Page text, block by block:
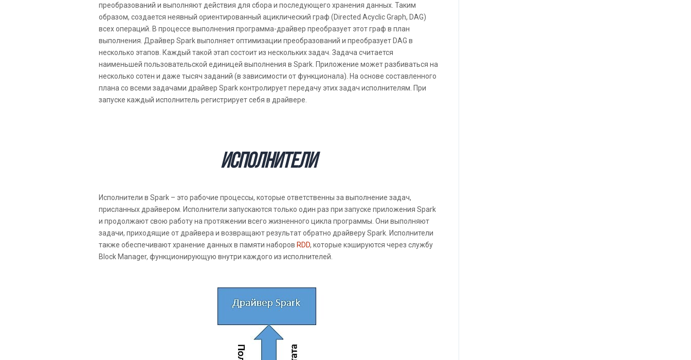
преобразований и выполняют действия для сбора и последующего хранения данных. Таким
образом, создается неявный ориентированный ациклический граф (Directed Acyclic Graph, DAG)
всех операций. В процессе выполнения программа-драйвер преобразует этот граф в план
выполнения. Драйвер Spark выполняет оптимизации преобразований и преобразует DAG в
несколько этапов. Каждый такой этап состоит из нескольких задач. Задача считается
наименьшей пользовательской единицей выполнения в Spark. Приложение может разбиваться на
несколько сотен и даже тысяч заданий (в зависимости от функционала). На основе составленного
плана со всеми задачами драйвер Spark контролирует передачу этих задач исполнителям. При
запуске каждый исполнитель регистрирует себя в драйвере.
Исполнители
Исполнители в Spark – это рабочие процессы, которые ответственны за выполнение задач,
присланных драйвером. Исполнители запускаются только один раз при запуске приложения Spark
и продолжают свою работу на протяжении всего жизненного цикла программы. Они выполняют
задачи, приходящие от драйвера и возвращают результат обратно драйверу Spark. Исполнители
также обеспечивают хранение данных в памяти наборов RDD, которые кэшируются через службу
Block Manager, функционирующую внутри каждого из исполнителей.